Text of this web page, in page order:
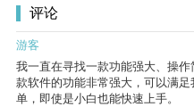
评论
游客
我一直在寻找一款功能强大、操
款软件的功能非常强大，可以满
单，即使是小白也能快速上手。